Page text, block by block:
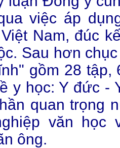
việc áp
Nam, đúc
Sau hơn
gồm 28 tập,
y học: Y đức -
quan trọng
văn học
ông.